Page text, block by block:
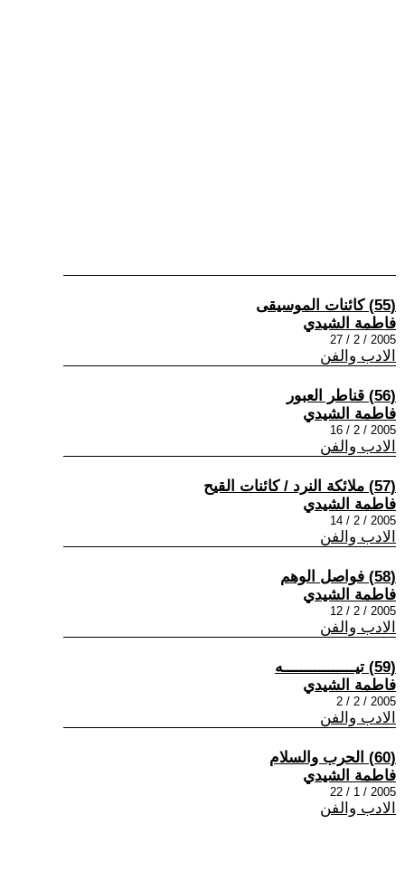
(55) كائنات الموسيقى
فاطمة الشيدي
2005 / 2 / 27
الادب والفن
(56) قناطر العبور
فاطمة الشيدي
2005 / 2 / 16
الادب والفن
(57) ملائكة النرد / كائنات القيح
فاطمة الشيدي
2005 / 2 / 14
الادب والفن
(58) فواصل الوهم
فاطمة الشيدي
2005 / 2 / 12
الادب والفن
(59) تيــــــــــــــــه
فاطمة الشيدي
2005 / 2 / 2
الادب والفن
(60) الحرب والسلام
فاطمة الشيدي
2005 / 1 / 22
الادب والفن